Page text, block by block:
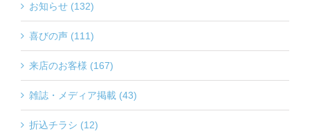
お知らせ (132)
喜びの声 (111)
来店のお客様 (167)
雑誌・メディア掲載 (43)
折込チラシ (12)